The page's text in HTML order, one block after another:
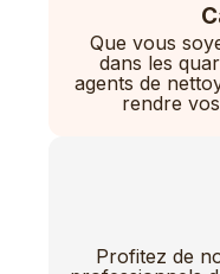
Que vous
dans les
agents de
rendre
Profitez de